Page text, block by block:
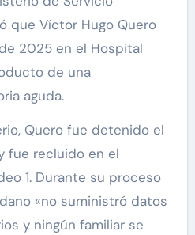
que Víctor Hugo Quero
2025 en el Hospital
de una
aguda.
Quero fue detenido el
fue recluido en el
1. Durante su proceso
«no suministró datos
y ningún familiar se